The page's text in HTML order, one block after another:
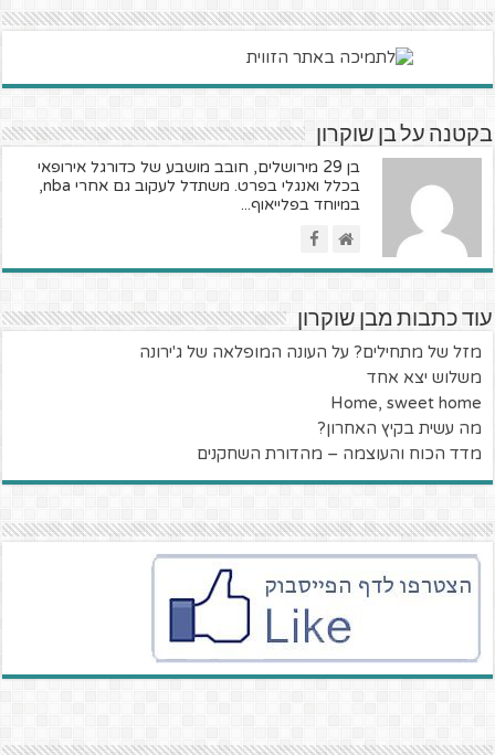
בקטנה על בן שוקרון
בן 29 מירושלים, חובב מושבע של כדורגל אירופאי
בכלל ואנגלי בפרט. משתדל לעקוב גם אחרי nba,
במיוחד בפלייאוף...
עוד כתבות מבן שוקרון
מזל של מתחילים? על העונה המופלאה של ג'ירונה
משלוש יצא אחד
Home, sweet home
מה עשית בקיץ האחרון?
מדד הכוח והעוצמה – מהדורת השחקנים